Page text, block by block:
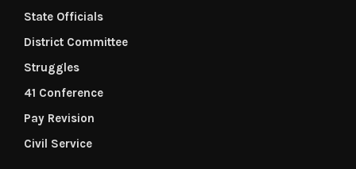
State Officials
District Committee
Struggles
41 Conference
Pay Revision
Civil Service